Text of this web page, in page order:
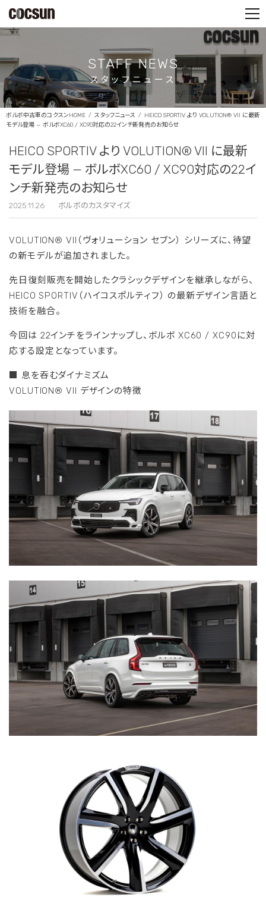
STAFF NEWS
スタッフニュース
ボルボ中古車のコクスンHOME スタッフニュース
HEICO SPORTIV より VOLUTION® VII に最新
モデル登場 — ボルボXC60 / XC90対応の22インチ新発売のお知らせ
HEICO SPORTIV より VOLUTION® VII に最新
モデル登場 — ボルボXC60 / XC90対応の22イ
ンチ新発売のお知らせ
2025.11.26 ボルボのカスタマイズ
VOLUTION® VII（ヴォリューション セブン） シリーズに、待望
の新モデルが追加されました。
先日復刻販売を開始したクラシックデザインを継承しながら、
HEICO SPORTIV（ハイコスポルティフ） の最新デザイン言語と
技術を融合。
今回は 22インチをラインナップし、ボルボ XC60 / XC90に対
応する設定となっています。
■ 息を吞むダイナミズム
VOLUTION® VII デザインの特徴